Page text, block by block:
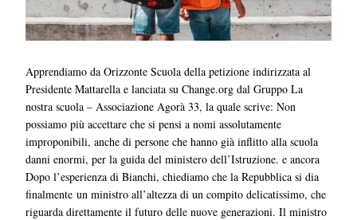
Apprendiamo da Orizzonte Scuola della petizione indirizzata al
Presidente Mattarella e lanciata su Change.org dal Gruppo La
nostra scuola – Associazione Agorà 33, la quale scrive: Non
possiamo più accettare che si pensi a nomi assolutamente
improponibili, anche di persone che hanno già inflitto alla scuola
danni enormi, per la guida del ministero dell’Istruzione. e ancora
Dopo l’esperienza di Bianchi, chiediamo che la Repubblica si dia
finalmente un ministro all’altezza di un compito delicatissimo, che
riguarda direttamente il futuro delle nuove generazioni. Il ministro